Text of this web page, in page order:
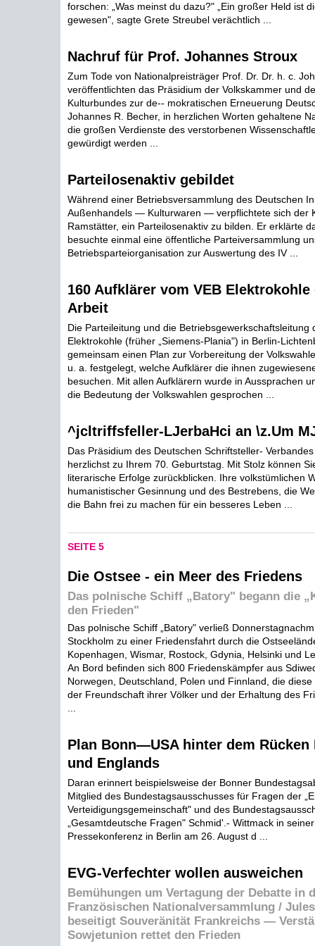
forschen: „Was meinst du dazu?" „Ein großer Held ist
gewesen", sagte Grete Streubel verächtlich ...
Nachruf für Prof. Johannes Stroux
Zum Tode von Nationalpreisträger Prof. Dr. Dr. h. c.
veröffentlichten das Präsidium der Volkskammer und
Kulturbundes zur de-- mokratischen Erneuerung
Johannes R. Becher, in herzlichen Worten gehaltene
die großen Verdienste des verstorbenen
gewürdigt werden ...
Parteilosenaktiv gebildet
Während einer Betriebsversammlung des Deutschen
Außenhandels — Kulturwaren — verpflichtete sich der
Ramstätter, ein Parteilosenaktiv zu bilden. Er erklärte
besuchte einmal eine öffentliche Parteiversammlung
Betriebsparteiorganisation zur Auswertung des IV ...
160 Aufklärer vom VEB Elektrokohle
Arbeit
Die Parteileitung und die Betriebsgewerkschaftsleitung
Elektrokohle (früher „Siemens-Plania") in Berlin-
gemeinsam einen Plan zur Vorbereitung der
u. a. festgelegt, welche Aufklärer die ihnen
besuchen. Mit allen Aufklärern wurde in Aussprachen
die Bedeutung der Volkswahlen gesprochen ...
^jcltriffsfeller-LJerbaHci an \z.Um
Das Präsidium des Deutschen Schriftsteller-
herzlichst zu Ihrem 70. Geburtstag. Mit Stolz können
literarische Erfolge zurückblicken. Ihre volkstümlichen
humanistischer Gesinnung und des Bestrebens, die
die Bahn frei zu machen für ein besseres Leben ...
SEITE 5
Die Ostsee - ein Meer des Friedens
Das polnische Schiff „Batory" begann die
den Frieden"
Das polnische Schiff „Batory" verließ
Stockholm zu einer Friedensfahrt durch die
Kopenhagen, Wismar, Rostock, Gdynia, Helsinki und
An Bord befinden sich 800 Friedenskämpfer aus
Norwegen, Deutschland, Polen und Finnland, die
der Freundschaft ihrer Völker und der Erhaltung des
Plan Bonn—USA hinter dem Rücken
und Englands
Daran erinnert beispielsweise der Bonner
Mitglied des Bundestagsausschusses für Fragen der
Verteidigungsgemeinschaft" und des
„Gesamtdeutsche Fragen" Schmid'.- Wittmack in
Pressekonferenz in Berlin am 26. August d ...
EVG-Verfechter wollen ausweichen
Bemühungen um Vertagung der Debatte in
Französischen Nationalversammlung /
beseitigt Souveränität Frankreichs —
Sowjetunion rettet den Frieden